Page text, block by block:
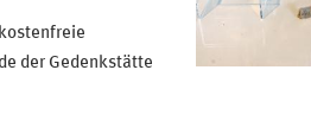
der Gedenkstätte